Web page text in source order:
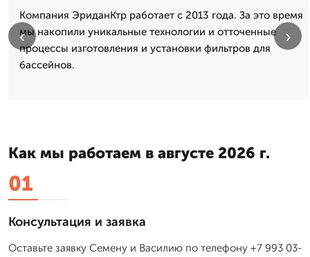
Компания ЭриданКтр работает с 2013 года. За это время
мы накопили уникальные технологии и отточенные
процессы изготовления и установки фильтров для
бассейнов.
‹ ›
Как мы работаем в августе 2026 г.
01
Консультация и заявка
Оставьте заявку Семену и Василию по телефону +7 993 03-